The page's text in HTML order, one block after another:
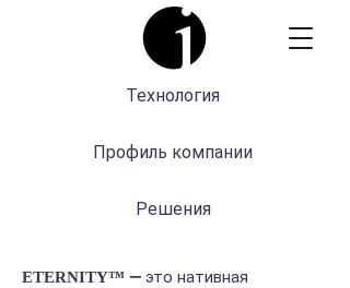
Технология
Решения
Профиль компании
ETERNITY™ — это нативная